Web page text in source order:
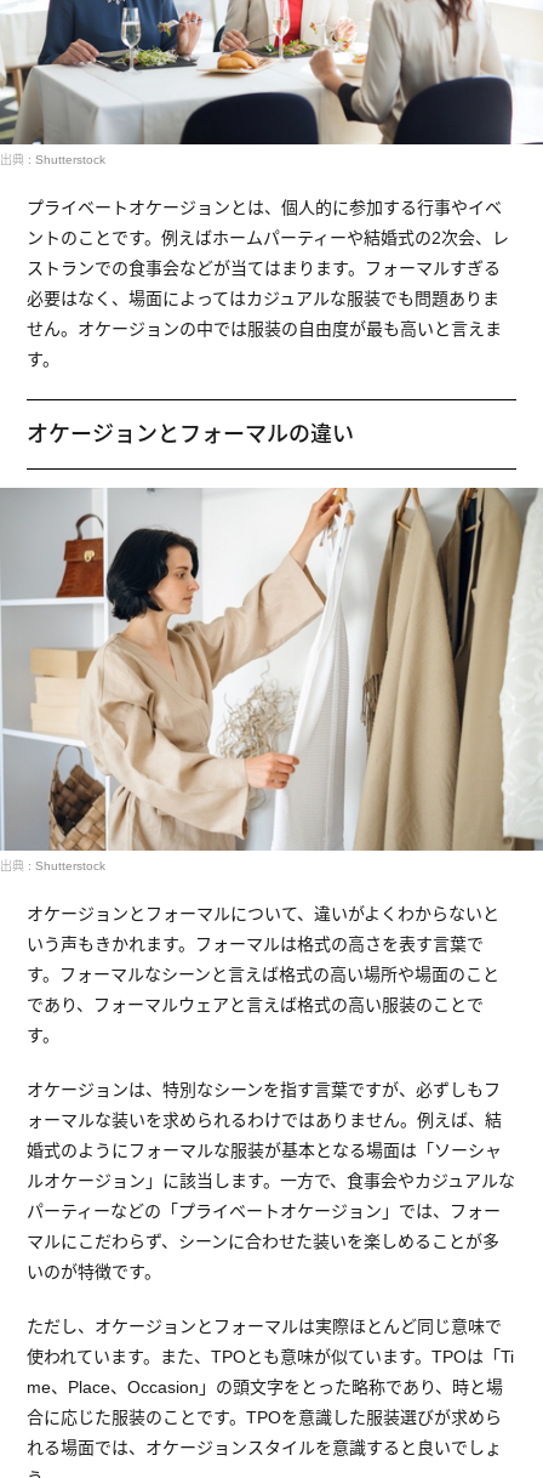
出典 : Shutterstock
プライベートオケージョンとは、個人的に参加する行事やイベ
ントのことです。例えばホームパーティーや結婚式の2次会、レ
ストランでの食事会などが当てはまります。フォーマルすぎる
必要はなく、場面によってはカジュアルな服装でも問題ありま
せん。オケージョンの中では服装の自由度が最も高いと言えま
す。
オケージョンとフォーマルの違い
出典 : Shutterstock
オケージョンとフォーマルについて、違いがよくわからないと
いう声もきかれます。フォーマルは格式の高さを表す言葉で
す。フォーマルなシーンと言えば格式の高い場所や場面のこと
であり、フォーマルウェアと言えば格式の高い服装のことで
す。
オケージョンは、特別なシーンを指す言葉ですが、必ずしもフ
ォーマルな装いを求められるわけではありません。例えば、結
婚式のようにフォーマルな服装が基本となる場面は「ソーシャ
ルオケージョン」に該当します。一方で、食事会やカジュアルな
パーティーなどの「プライベートオケージョン」では、フォー
マルにこだわらず、シーンに合わせた装いを楽しめることが多
いのが特徴です。
ただし、オケージョンとフォーマルは実際ほとんど同じ意味で
使われています。また、TPOとも意味が似ています。TPOは「Ti
me、Place、Occasion」の頭文字をとった略称であり、時と場
合に応じた服装のことです。TPOを意識した服装選びが求めら
れる場面では、オケージョンスタイルを意識すると良いでしょ